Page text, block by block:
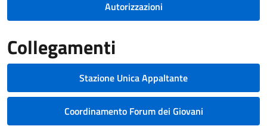
Autorizzazioni
Collegamenti
Stazione Unica Appaltante
Coordinamento Forum dei Giovani